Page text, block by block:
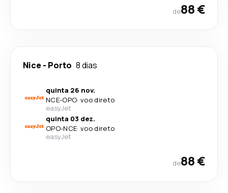
de88 €
Nice - Porto 8 dias
quinta 26 nov.
NCE-OPO· voo direto
easyJet
quinta 03 dez.
OPO-NCE· voo direto
easyJet
de88 €